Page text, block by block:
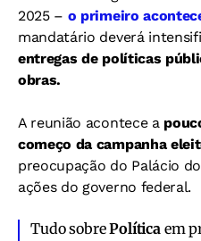
2025 – o primeiro
mandatário deverá
entregas de políticas
obras.
A reunião acontece a
começo da campanha
preocupação do Palácio
ações do governo federal.
Tudo sobrePolíticaem